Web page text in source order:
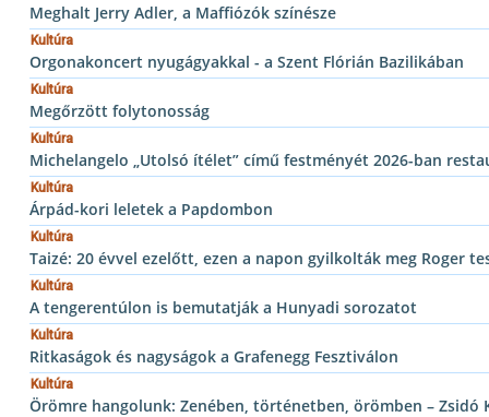
Meghalt Jerry Adler, a Maffiózók színésze
Kultúra
Orgonakoncert nyugágyakkal - a Szent Flórián Bazilikában
Kultúra
Megőrzött folytonosság
Kultúra
Michelangelo „Utolsó ítélet” című festményét 2026-ban
Kultúra
Árpád-kori leletek a Papdombon
Kultúra
Taizé: 20 évvel ezelőtt, ezen a napon gyilkolták meg Roger
Kultúra
A tengerentúlon is bemutatják a Hunyadi sorozatot
Kultúra
Ritkaságok és nagyságok a Grafenegg Fesztiválon
Kultúra
Örömre hangolunk: Zenében, történetben, örömben – Zsidó